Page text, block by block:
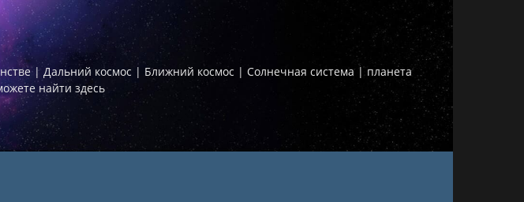
| Дальний космос | Ближний космос | Солнечная система | планета
найти здесь